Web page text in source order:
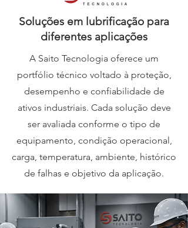
Soluções em lubrificação para
diferentes aplicações
A Saito Tecnologia oferece um
portfólio técnico voltado à proteção,
desempenho e confiabilidade de
ativos industriais. Cada solução deve
ser avaliada conforme o tipo de
equipamento, condição operacional,
carga, temperatura, ambiente, histórico
de falhas e objetivo da aplicação.